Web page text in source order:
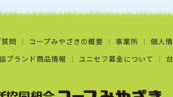
問 コープみやざきの概要 事業所 個人
ブランド商品情報 ユニセフ募金について